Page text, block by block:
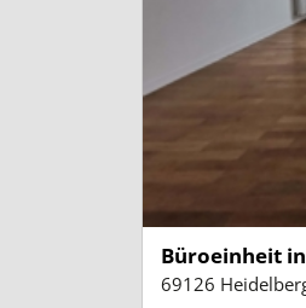
Büroeinheit
69126